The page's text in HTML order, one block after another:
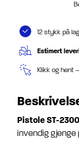
12 stykk på
Estimert
Klikk og hent –
Pistole ST-
invendig gjenge